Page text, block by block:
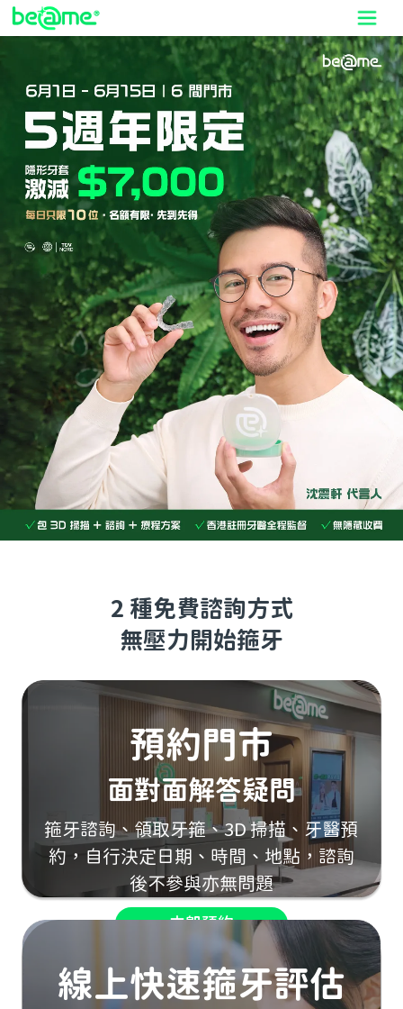
2 種免費諮詢方式
無壓力開始箍牙
預約門市
面對面解答疑問
箍牙諮詢、領取牙箍、3D 掃描、牙醫預
約，自行決定日期、時間、地點，諮詢
後不參與亦無問題
立即預約
線上快速箍牙評估